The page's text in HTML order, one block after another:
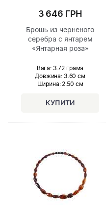
3 646 ГРН
Брошь из черненого
серебра с янтарем
«Янтарная роза»
Вага: 3.72 грама
Довжина: 3.60 см
Ширина: 2.50 см